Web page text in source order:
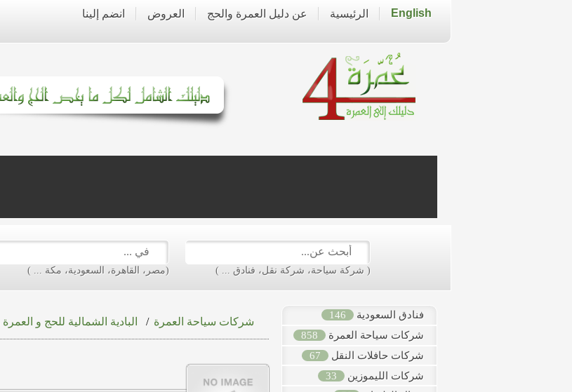
casinos
livedealercasino.online
English الرئيسية عن دليل العمرة والحج العروض انضم إلينا
( شركة سياحة، شركة نقل، فنادق ... ) (مصر، القاهرة، السعودية، مكة ... )
فنادق السعودية
146
شركات سياحة العمرة
858
شركات حافلات النقل
67
شركات الليموزين
33
شركات سياحة العمرة / البادية الشمالية للحج و